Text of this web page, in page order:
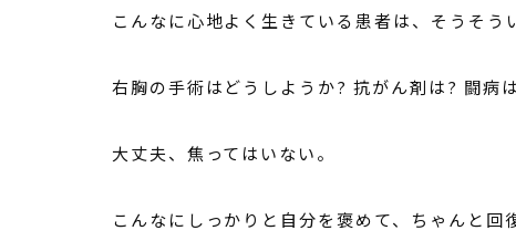
こんなに心地よく生きている患者は、そうそう
右胸の手術はどうしようか? 抗がん剤は? 闘病
大丈夫、焦ってはいない。
こんなにしっかりと自分を褒めて、ちゃんと回